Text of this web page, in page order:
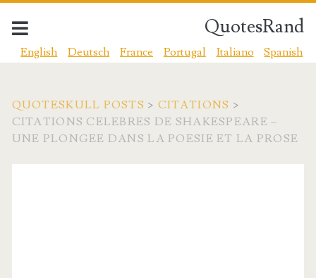
QuotesRand
English Deutsch France Portugal Italiano Spanish
QUOTESKULL POSTS > CITATIONS >
CITATIONS CELEBRES DE SHAKESPEARE –
UNE PLONGEE DANS LA POESIE ET LA PROSE